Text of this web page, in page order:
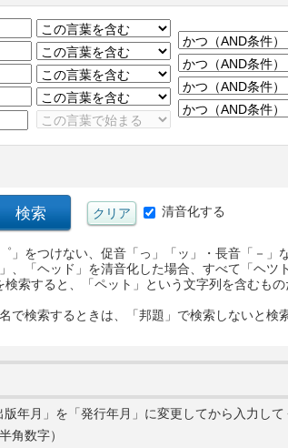
清音化する
」をつけない、促音「っ」「ッ」・長音「－」
、「ヘッド」を清音化した場合、すべて「ヘツ
索すると、「ペット」という文字列を含むも
で検索するときは、「邦題」で検索しないと検
年月」を「発行年月」に変更してから入力して
角数字）